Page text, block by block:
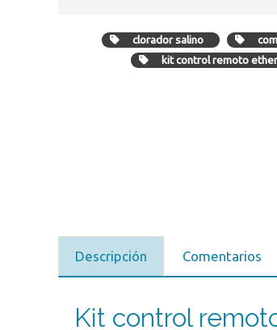
clorador salino
kit control remoto
Descripción Comentarios
Kit control